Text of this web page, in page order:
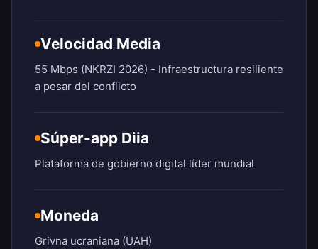
Velocidad Media
55 Mbps (NKRZI 2026) - Infraestructura resiliente
a pesar del conflicto
Súper-app Diia
Plataforma de gobierno digital líder mundial
Moneda
Grivna ucraniana (UAH)